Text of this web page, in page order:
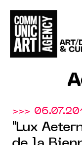
>>>
"Lux